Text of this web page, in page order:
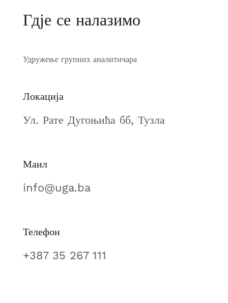
Гдје се налазимо
Удружење групних аналитичара
Локација
Ул. Рате Дугоњића бб, Тузла
Маил
info@uga.ba
Телефон
+387 35 267 111